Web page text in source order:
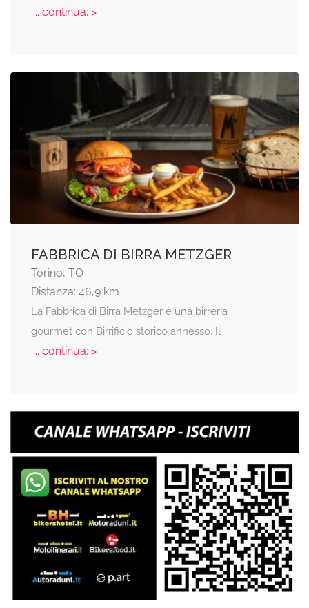
... continua: >
FABBRICA DI BIRRA METZGER
Torino, TO
Distanza: 46,9 km
La Fabbrica di Birra Metzger è una birreria
gourmet con Birrificio storico annesso. Il
... continua: >